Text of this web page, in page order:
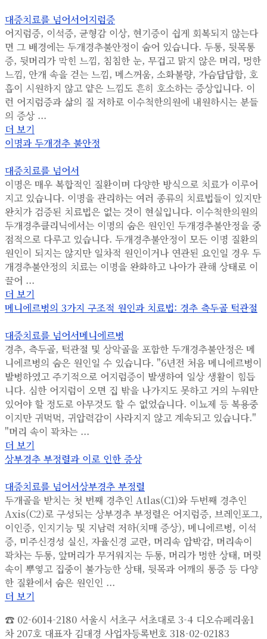
대증치료를 넘어서어지럼증
어지럼증, 이석증, 균형감 이상, 현기증이 쉽게 회복되지 않는다
면 그 배경에는 두개경추불안정이 숨어 있습니다. 두통, 뒷목통
증, 뒷머리가 막힌 느낌, 침침한 눈, 무겁고 맑지 않은 머리, 멍한
느낌, 안개 속을 걷는 느낌, 메스꺼움, 소화불량, 가슴답답함, 호
흡이 시원하지 않고 얕은 느낌도 흔히 호소하는 증상입니다. 이
런 어지럼증과 삶의 질 저하로 이수척한의원에 내원하시는 분들
의 증상 ...
더 보기
이명과 두개경추 불안정
대증치료를 넘어서
이명은 매우 복합적인 질환이며 다양한 방식으로 치료가 이루어
지고 있습니다. 이명을 관리하는 여러 종류의 치료법들이 있지만
완치가 검증된 치료법은 없는 것이 현실입니다. 이수척한의원의
두개경추클리닉에서는 이명의 숨은 원인인 두개경추불안정을 중
점적으로 다루고 있습니다. 두개경추불안정이 모든 이명 질환의
원인이 되지는 않지만 일차적 원인이거나 연관된 요인일 경우 두
개경추불안정의 치료는 이명을 완화하고 나아가 관해 상태로 이
끌어 ...
더 보기
메니에르병의 3가지 구조적 원인과 치료법: 경추 측두골 턱관절
대증치료를 넘어서메니에르병
경추, 측두골, 턱관절 및 상악골을 포함한 두개경추불안정은 메
니에르병의 숨은 원인일 수 있습니다. "6년전 처음 메니에르병이
발병하였고 주기적으로 어지럼증이 발생하여 일상 생활이 힘듭
니다. 심한 어지럼이 오면 집 밖을 나가지도 못하고 거의 누워만
있어야 할 정도로 아무것도 할 수 없었습니다. 이뇨제 등 복용중
이지만 귀먹먹, 귀압력감이 사라지지 않고 계속되고 있습니다."
"머리 속이 꽉차는 ...
더 보기
상부경추 부정렬과 이로 인한 증상
대증치료를 넘어서상부경추 부정렬
두개골을 받치는 첫 번째 경추인 Atlas(C1)와 두번째 경추인
Axis(C2)로 구성되는 상부경추 부정렬은 어지럼증, 브레인포그,
이인증, 인지기능 및 지남력 저하(치매 증상), 메니에르병, 이석
증, 미주신경성 실신, 자율신경 교란, 머리속 압박감, 머리속이
꽉차는 두통, 앞머리가 무거워지는 두통, 머리가 멍한 상태, 머릿
속이 뿌옇고 집중이 불가능한 상태, 뒷목과 어깨의 통증 등 다양
한 질환에서 숨은 원인인 ...
더 보기
☎ 02-6014-2180 서울시 서초구 서초대로 3-4 디오슈페리움1
차 207호 대표자 김대경 사업자등록번호 318-02-02183